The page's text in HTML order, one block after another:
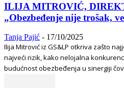
ILIJA MITROVIĆ,
„Obezbeđenje nije trošak,
Tanja Pajić - 17/10/2025
Ilija Mitrović iz GS&LP otkriva zašto
najveći rizik, kako nelojalna
budućnost obezbeđenja u sinergiji